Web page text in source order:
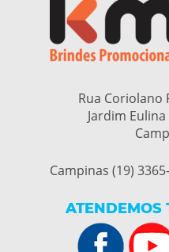
Rua Coriolano
Jardim Eulina
Campinas (19)
ATENDEMOS